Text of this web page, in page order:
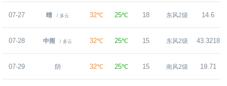
07-27 晴 / 多云 32℃ 25℃ 18 东风2级 14.6
07-28 中雨 / 多云 32℃ 25℃ 15 东风2级 43.3218
07-29 阴 32℃ 25℃ 15 南风2级 19.71